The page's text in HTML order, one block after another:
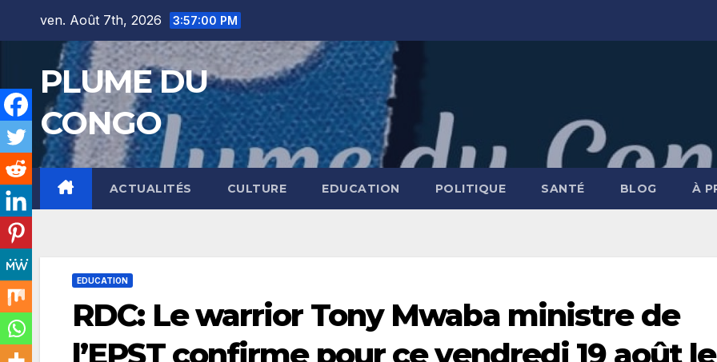
ven. Août 7th, 2026 3:57:01 PM
PLUME DU
CONGO
ACTUALITÉS CULTURE EDUCATION POLITIQUE SANTÉ BLOG À
EDUCATION
RDC: Le warrior Tony Mwaba ministre de
l’EPST confirme pour ce vendredi 19 août le